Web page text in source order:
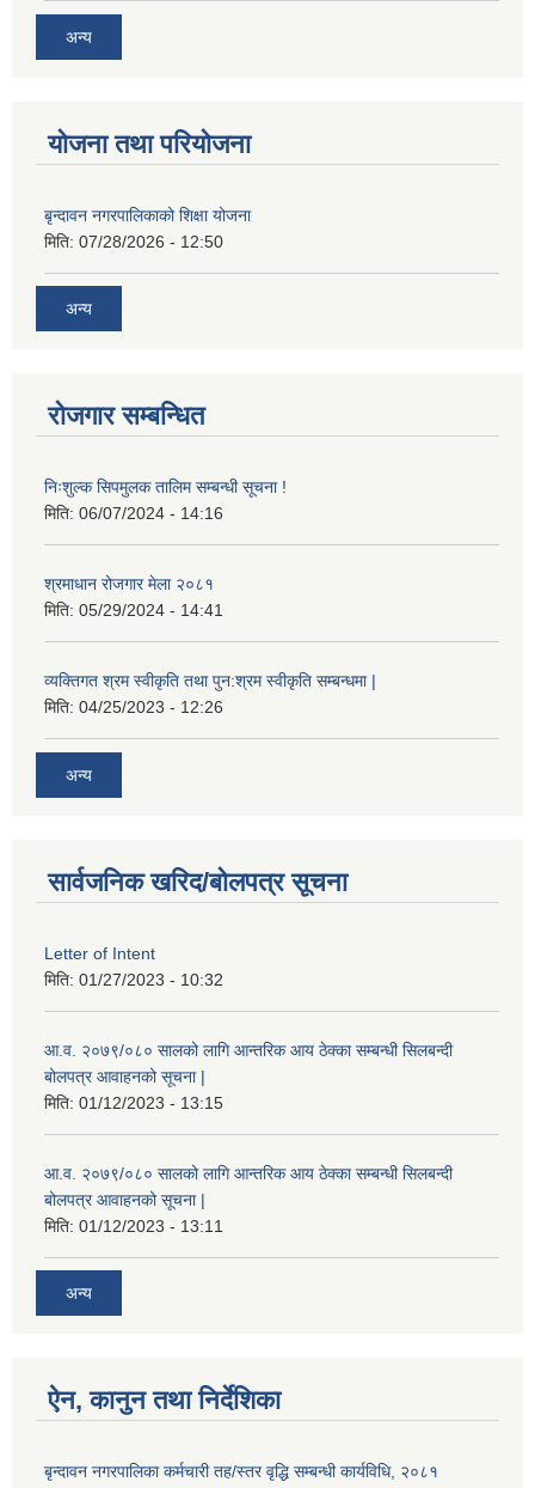
अन्य
योजना तथा परियोजना
बृन्दावन नगरपालिकाको शिक्षा योजना
मिति: 07/28/2026 - 12:50
अन्य
रोजगार सम्बन्धित
निःशुल्क सिपमुलक तालिम सम्बन्धी सूचना !
मिति: 06/07/2024 - 14:16
श्रमाधान रोजगार मेला २०८१
मिति: 05/29/2024 - 14:41
व्यक्तिगत श्रम स्वीकृति तथा पुन:श्रम स्वीकृति सम्बन्धमा |
मिति: 04/25/2023 - 12:26
अन्य
सार्वजनिक खरिद/बोलपत्र सूचना
Letter of Intent
मिति: 01/27/2023 - 10:32
आ.व. २०७९/०८० सालको लागि आन्तरिक आय ठेक्का सम्बन्धी सिलबन्दी
बोलपत्र आवाहनको सूचना |
मिति: 01/12/2023 - 13:15
आ.व. २०७९/०८० सालको लागि आन्तरिक आय ठेक्का सम्बन्धी सिलबन्दी
बोलपत्र आवाहनको सूचना |
मिति: 01/12/2023 - 13:11
अन्य
ऐन, कानुन तथा निर्देशिका
बृन्दावन नगरपालिका कर्मचारी तह/स्तर वृद्धि सम्बन्धी कार्यविधि, २०८१